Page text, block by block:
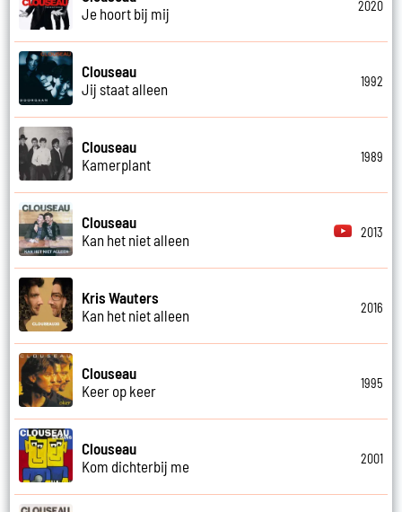
Je hoort bij mij
2020
Clouseau
Jij staat alleen
1992
Clouseau
Kamerplant
1989
Clouseau
Kan het niet alleen
2013
Kris Wauters
Kan het niet alleen
2016
Clouseau
Keer op keer
1995
Clouseau
Kom dichterbij me
2001